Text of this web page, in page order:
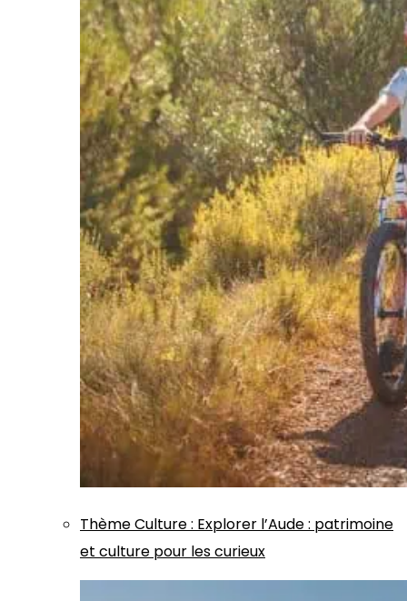
ThèmeCulture: Explorer l’Aude : patrimoine
et culture pour les curieux